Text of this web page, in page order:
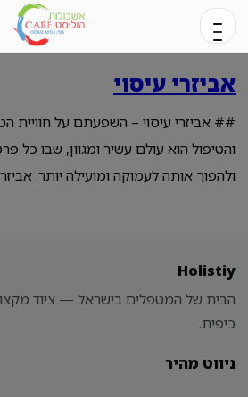
אביזרי עיסוי
## אביזרי עיסוי – השפעתם על חוויית
והטיפול הוא עולם עשיר ומגוון, שבו כל
ולהפוך אותה לעמוקה ומועילה יותר.
Holistiy
הבית של המטפלים בישראל — ציוד
כיפית.
ניווט מהיר